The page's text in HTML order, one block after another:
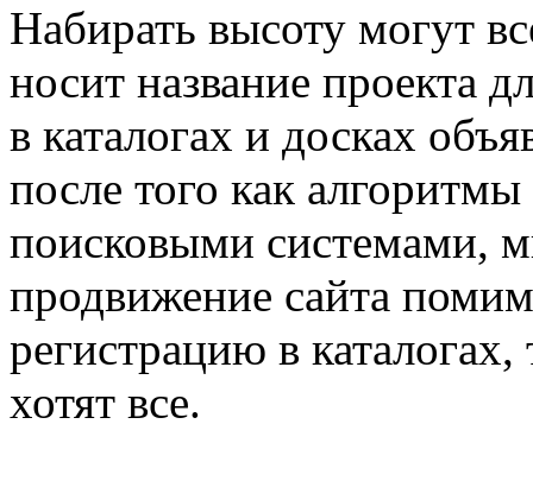
Набирать высоту могут
носит название проекта
в каталогах и досках
после того как
поисковыми системами,
продвижение сайта
регистрацию в
хотят все.